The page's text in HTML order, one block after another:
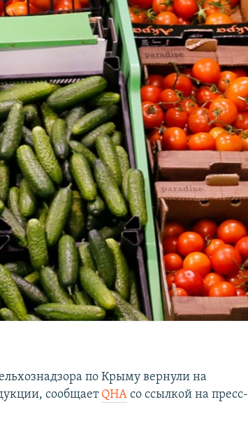
по Крыму вернули на
сообщает QHA со ссылкой на пресс-